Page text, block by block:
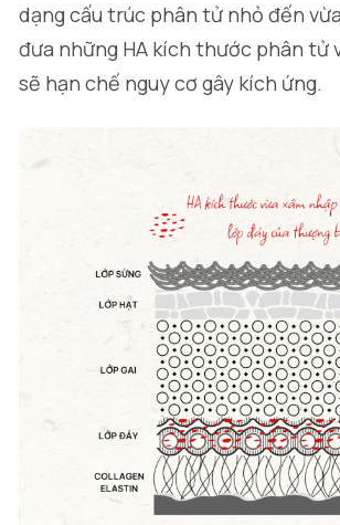
dạng cấu trúc phân tử nhỏ đến
đưa những HA kích thước phân tử
sẽ hạn chế nguy cơ gây kích ứng.